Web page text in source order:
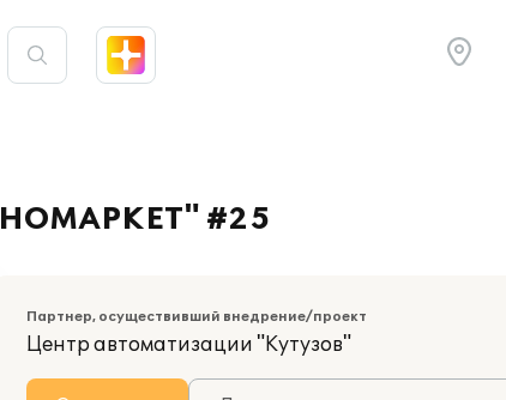
#25
Партнер, осуществивший внедрение/проект
Центр автоматизации "Кутузов"